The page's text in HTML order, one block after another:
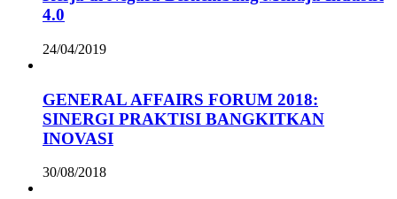
4.0
24/04/2019
GENERAL AFFAIRS FORUM 2018:
SINERGI PRAKTISI BANGKITKAN
INOVASI
30/08/2018